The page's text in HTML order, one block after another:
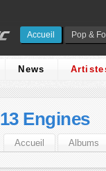
Accueil Pop &
News
13 Engines
Accueil Albums